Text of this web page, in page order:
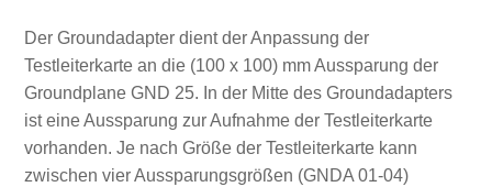
Der Groundadapter dient der Anpassung der
Testleiterkarte an die (100 x 100) mm Aussparung der
Groundplane GND 25. In der Mitte des Groundadapters
ist eine Aussparung zur Aufnahme der Testleiterkarte
vorhanden. Je nach Größe der Testleiterkarte kann
zwischen vier Aussparungsgrößen (GNDA 01-04)